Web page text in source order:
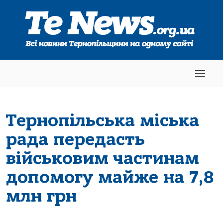
Тернопільська міська
рада передасть
військовим частинам
допомогу майже на 7,8
млн грн